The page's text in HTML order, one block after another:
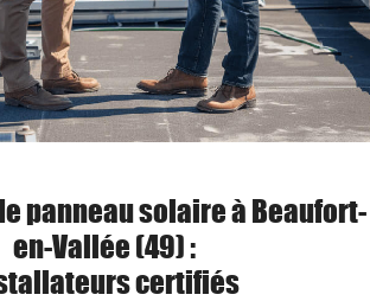
panneau solaire à Beaufort-
en-Vallée (49) :
certifiés